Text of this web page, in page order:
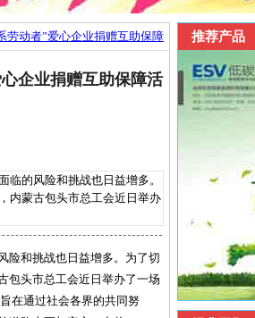
劳动者”爱心企业捐赠互助保障
企业捐赠互助保障活
的风险和挑战也日益增多。
内蒙古包头市总工会近日举办
险和挑战也日益增多。为了切
包头市总工会近日举办了一场
在通过社会各界的共同努
推荐产品